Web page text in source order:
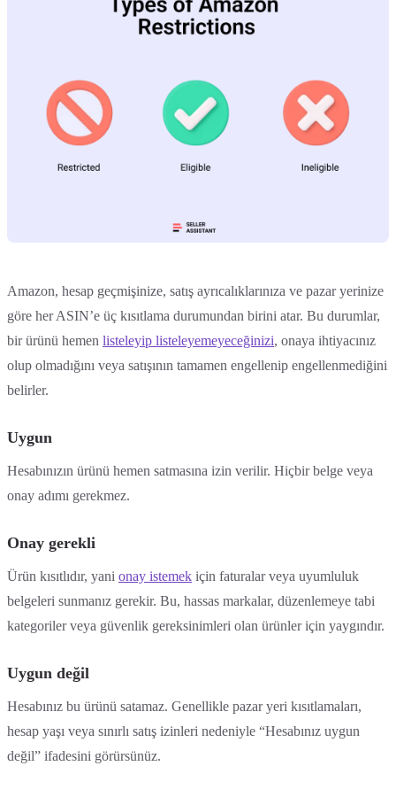
Amazon, hesap geçmişinize, satış ayrıcalıklarınıza ve pazar yerinize
göre her ASIN’e üç kısıtlama durumundan birini atar. Bu durumlar,
bir ürünü hemen listeleyip listeleyemeyeceğinizi, onaya ihtiyacınız
olup olmadığını veya satışının tamamen engellenip engellenmediğini
belirler.
Uygun
Hesabınızın ürünü hemen satmasına izin verilir. Hiçbir belge veya
onay adımı gerekmez.
Onay gerekli
Ürün kısıtlıdır, yani onay istemek için faturalar veya uyumluluk
belgeleri sunmanız gerekir. Bu, hassas markalar, düzenlemeye tabi
kategoriler veya güvenlik gereksinimleri olan ürünler için yaygındır.
Uygun değil
Hesabınız bu ürünü satamaz. Genellikle pazar yeri kısıtlamaları,
hesap yaşı veya sınırlı satış izinleri nedeniyle “Hesabınız uygun
değil” ifadesini görürsünüz.